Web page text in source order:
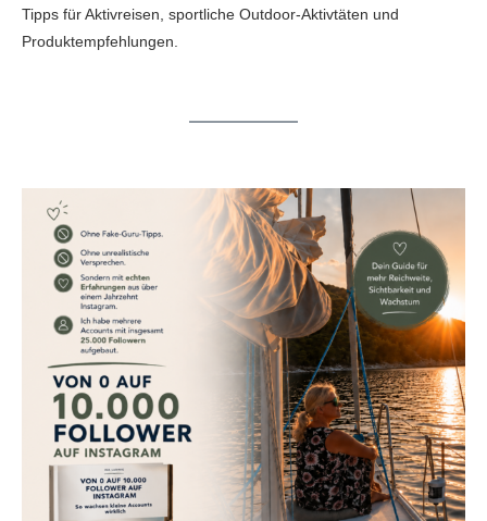
Tipps für Aktivreisen, sportliche Outdoor-Aktivtäten und
Produktempfehlungen.